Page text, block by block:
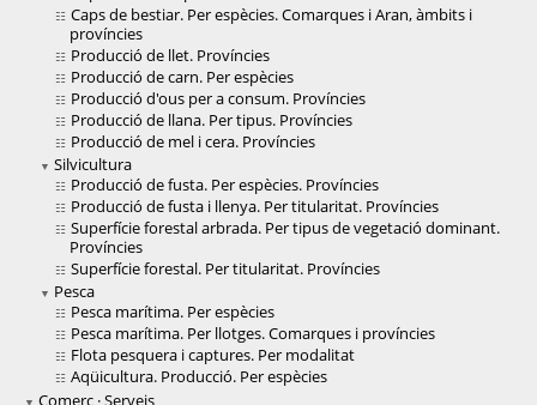
Caps de bestiar. Per espècies. Comarques i Aran, àmbits i
províncies
Producció de llet. Províncies
Producció de carn. Per espècies
Producció d'ous per a consum. Províncies
Producció de llana. Per tipus. Províncies
Producció de mel i cera. Províncies
Silvicultura
Producció de fusta. Per espècies. Províncies
Producció de fusta i llenya. Per titularitat. Províncies
Superfície forestal arbrada. Per tipus de vegetació dominant.
Províncies
Superfície forestal. Per titularitat. Províncies
Pesca
Pesca marítima. Per espècies
Pesca marítima. Per llotges. Comarques i províncies
Flota pesquera i captures. Per modalitat
Aqüicultura. Producció. Per espècies
Comerç · Serveis